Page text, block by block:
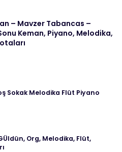
– Mavzer Tabancas –
Keman, Piyano, Melodika,
Sokak Melodika Flüt Piyano
Org, Melodika, Flüt,